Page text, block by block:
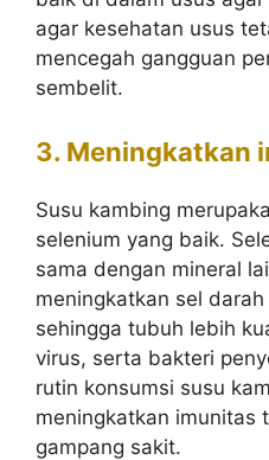
agar kesehatan usus
mencegah gangguan
sembelit.
3. Meningkatkan
Susu kambing
selenium yang baik.
sama dengan mineral
meningkatkan sel
sehingga tubuh lebih
virus, serta bakteri
rutin konsumsi susu
meningkatkan imunitas
gampang sakit.